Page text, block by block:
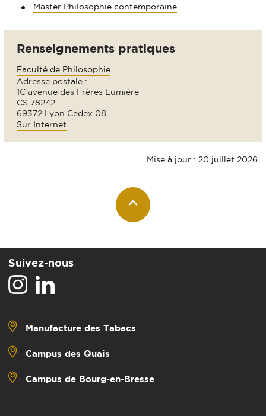
Master Philosophie contemporaine
Renseignements pratiques
Faculté de Philosophie
Adresse postale :
1C avenue des Frères Lumière
CS 78242
69372 Lyon Cedex 08
Sur Internet
Mise à jour : 20 juillet 2026
Suivez-nous
Manufacture des Tabacs
Campus des Quais
Campus de Bourg-en-Bresse